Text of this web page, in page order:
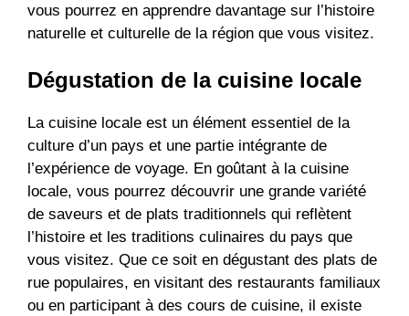
vous pourrez en apprendre davantage sur l’histoire
naturelle et culturelle de la région que vous visitez.
Dégustation de la cuisine locale
La cuisine locale est un élément essentiel de la
culture d’un pays et une partie intégrante de
l’expérience de voyage. En goûtant à la cuisine
locale, vous pourrez découvrir une grande variété
de saveurs et de plats traditionnels qui reflètent
l’histoire et les traditions culinaires du pays que
vous visitez. Que ce soit en dégustant des plats de
rue populaires, en visitant des restaurants familiaux
ou en participant à des cours de cuisine, il existe